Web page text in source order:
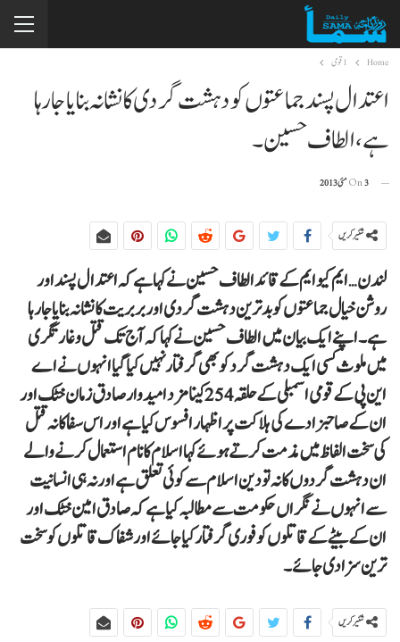
Home 1 قومی
اعتدال پسند جماعتوں کو دہشت گردی کانشانہ بنایا جارہا
ہے،الطاف حسین۔
On3 مئی 2013
شئیر کریں
لندن…ایم کیوایم کے قائد الطاف حسین نے کہاہے کہ اعتدال پسند اور
روشن خیال جماعتوں کو بد ترین دہشت گردی اور بربریت کانشانہ بنایا جارہا
ہے۔اپنے ایک بیان میں الطاف حسین نے کہا کہ آج تک قتل و غارتگری
میں ملوث کسی ایک دہشت گرد کو بھی گرفتار نہیں کیا گیا انہوں نے اے
این پی کے قومی اسمبلی کے حلقہ 254 کینامزد امیدوار صادق زمان خٹک اور
ان کے صا حبزادے کی ہلاکت پر اظہار افسوس کیا ہے اور اس سفاکانہ قتل
کی سخت الفاظ میں مذمت کر تے ہوئے کہا اسلام کا نام استعمال کر نے والے
ان دہشت گردوں کا نہ تو دین اسلام سے کو ئی تعلق ہے اور نہ ہی انسانیت
سے انہوں نے نگراں حکومت سے مطالبہ کیا ہے کہ صادق امین خٹک اور
ان کے بیٹے کے قاتلوں کو فوری گرفتار کیا جائے اور شفاک قاتلوں کو سخت
ترین سزا دی جائے۔
شئیر کریں